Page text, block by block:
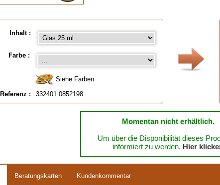
- Erhältlich in Tuben oder Glasbehältern
Verfügbar in
Inhalt :
Farbe :
Siehe Farben
Referenz : 332401 0852198
Momentan nicht erhältlich.
Um über die Disponibilität dieses
informiert zu werden, Hier
Beratungskarten Kundenkommentar